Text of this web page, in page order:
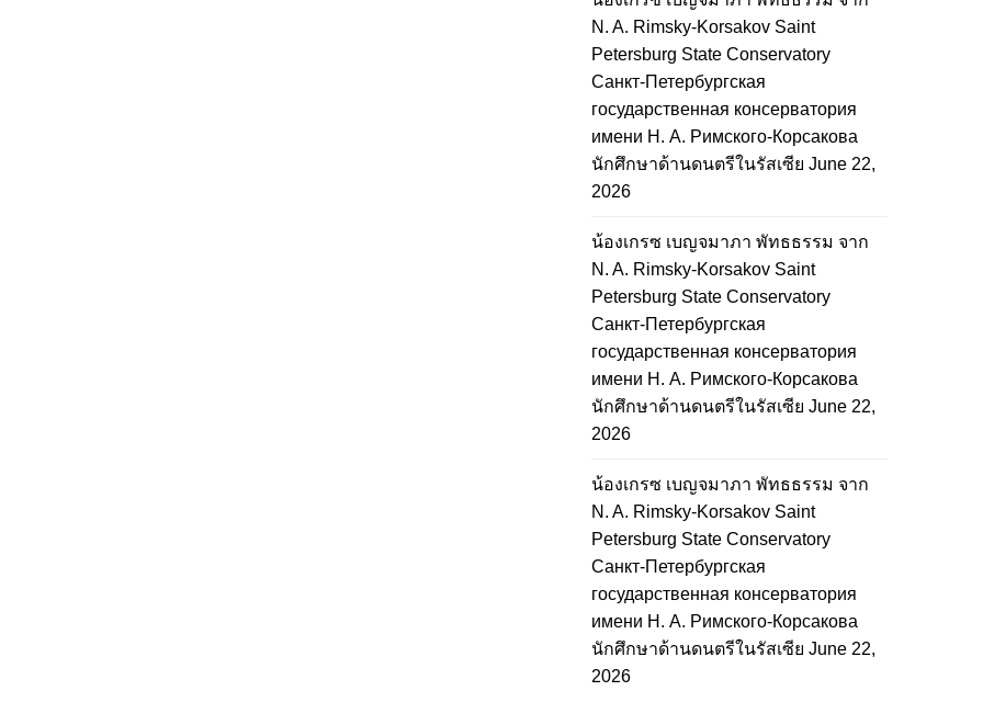
N. A. Rimsky-Korsakov Saint
Petersburg State Conservatory
Санкт-Петербургская
государственная консерватория
имени Н. А. Римского-Корсакова
นักศึกษาด้านดนตรีในรัสเซีย June 22,
2026
น้องเกรซ เบญจมาภา พัทธธรรม จาก
N. A. Rimsky-Korsakov Saint
Petersburg State Conservatory
Санкт-Петербургская
государственная консерватория
имени Н. А. Римского-Корсакова
นักศึกษาด้านดนตรีในรัสเซีย June 22,
2026
น้องเกรซ เบญจมาภา พัทธธรรม จาก
N. A. Rimsky-Korsakov Saint
Petersburg State Conservatory
Санкт-Петербургская
государственная консерватория
имени Н. А. Римского-Корсакова
นักศึกษาด้านดนตรีในรัสเซีย June 22,
2026